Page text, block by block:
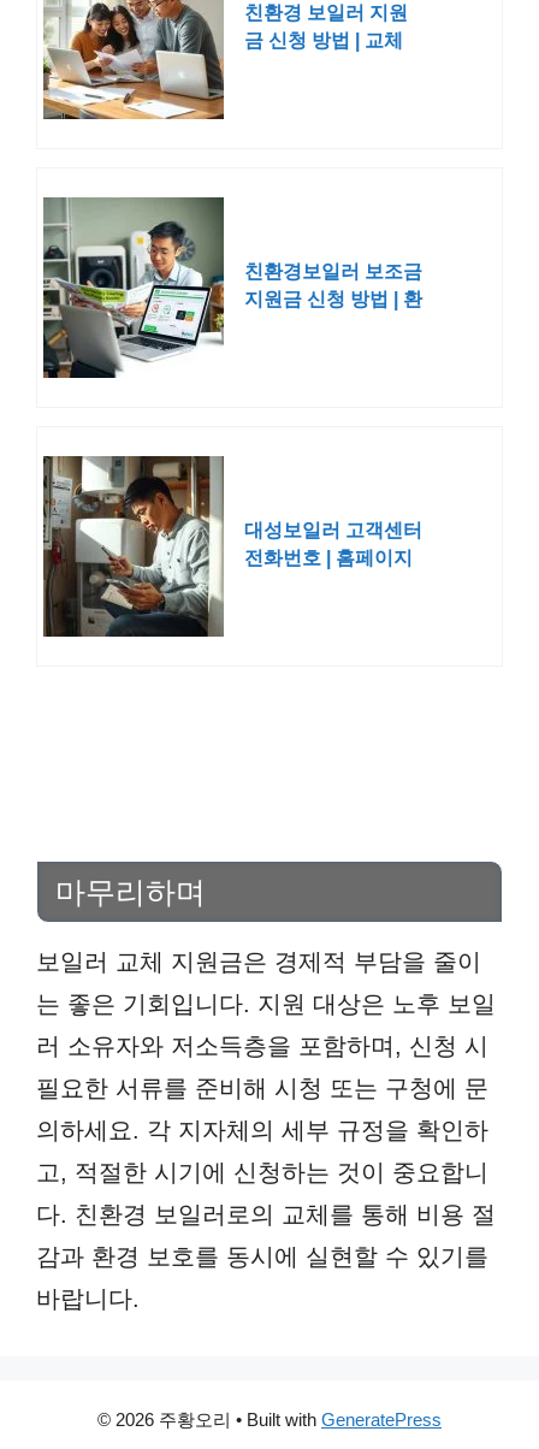
친환경 보일러 지원
금 신청 방법 | 교체
친환경보일러 보조금
지원금 신청 방법 | 환
대성보일러 고객센터
전화번호 | 홈페이지
마무리하며
보일러 교체 지원금은 경제적 부담을 줄이
는 좋은 기회입니다. 지원 대상은 노후 보일
러 소유자와 저소득층을 포함하며, 신청 시
필요한 서류를 준비해 시청 또는 구청에 문
의하세요. 각 지자체의 세부 규정을 확인하
고, 적절한 시기에 신청하는 것이 중요합니
다. 친환경 보일러로의 교체를 통해 비용 절
감과 환경 보호를 동시에 실현할 수 있기를
바랍니다.
© 2026 주황오리 • Built with GeneratePress